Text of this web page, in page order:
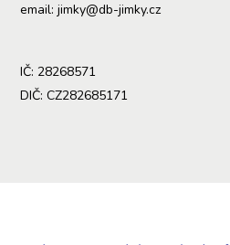
email: jimky@db-jimky.cz
IČ: 28268571
DIČ: CZ282685171